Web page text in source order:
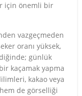
için önemli bir
vazgeçmeden
oranı yüksek,
günlük
kaçamak yapma
kakao veya
de görselliği